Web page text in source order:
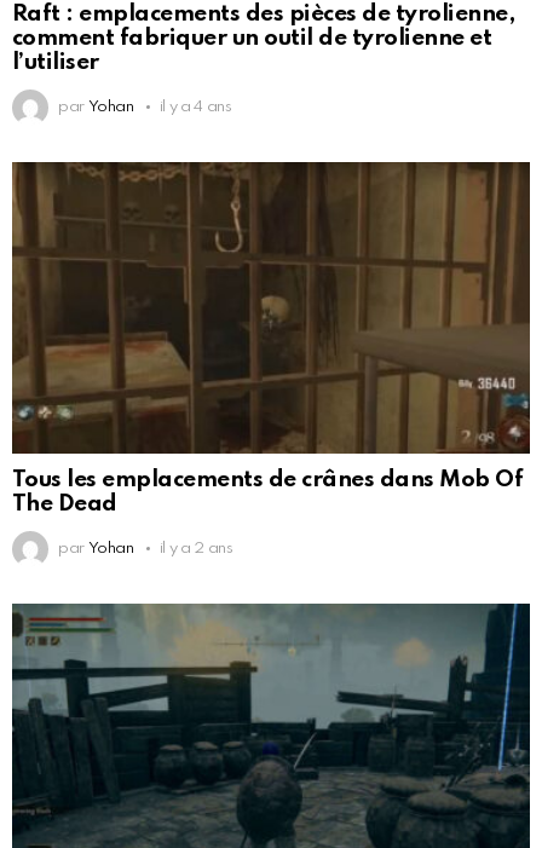
Raft : emplacements des pièces de tyrolienne,
comment fabriquer un outil de tyrolienne et
l’utiliser
par Yohan il y a 4 ans
Tous les emplacements de crânes dans Mob Of
The Dead
par Yohan il y a 2 ans